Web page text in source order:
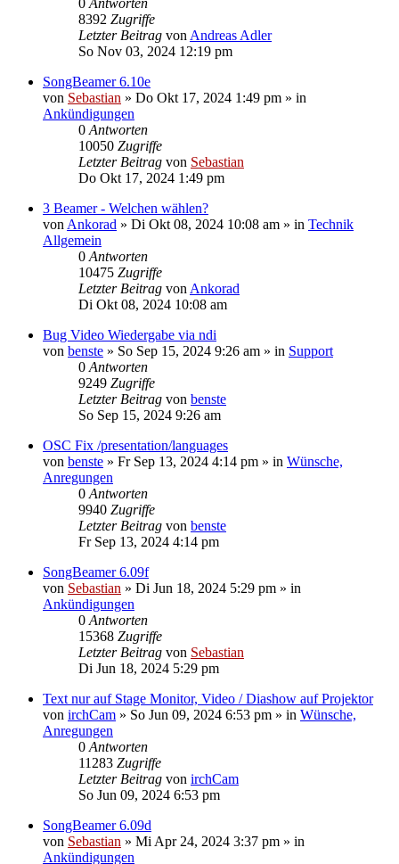
8392 Zugriffe
Letzter Beitrag von Andreas Adler
So Nov 03, 2024 12:19 pm
SongBeamer 6.10e
von Sebastian » Do Okt 17, 2024 1:49 pm » in
Ankündigungen
0 Antworten
10050 Zugriffe
Letzter Beitrag von Sebastian
Do Okt 17, 2024 1:49 pm
3 Beamer - Welchen wählen?
von Ankorad » Di Okt 08, 2024 10:08 am » in Technik
Allgemein
0 Antworten
10475 Zugriffe
Letzter Beitrag von Ankorad
Di Okt 08, 2024 10:08 am
Bug Video Wiedergabe via ndi
von benste » So Sep 15, 2024 9:26 am » in Support
0 Antworten
9249 Zugriffe
Letzter Beitrag von benste
So Sep 15, 2024 9:26 am
OSC Fix /presentation/languages
von benste » Fr Sep 13, 2024 4:14 pm » in Wünsche,
Anregungen
0 Antworten
9940 Zugriffe
Letzter Beitrag von benste
Fr Sep 13, 2024 4:14 pm
SongBeamer 6.09f
von Sebastian » Di Jun 18, 2024 5:29 pm » in
Ankündigungen
0 Antworten
15368 Zugriffe
Letzter Beitrag von Sebastian
Di Jun 18, 2024 5:29 pm
Text nur auf Stage Monitor, Video / Diashow auf Projektor
von irchCam » So Jun 09, 2024 6:53 pm » in Wünsche,
Anregungen
0 Antworten
11283 Zugriffe
Letzter Beitrag von irchCam
So Jun 09, 2024 6:53 pm
SongBeamer 6.09d
von Sebastian » Mi Apr 24, 2024 3:37 pm » in
Ankündigungen